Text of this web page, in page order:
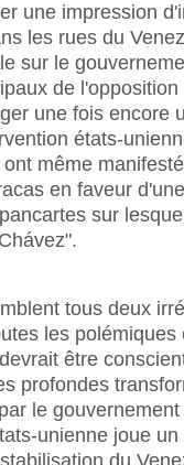
une impression
les rues du
sur le
de l'opposition
une fois encore
états-
même
en faveur d'une
sur
tous deux
les polémiques
être
profondes
le
unienne joue un
du